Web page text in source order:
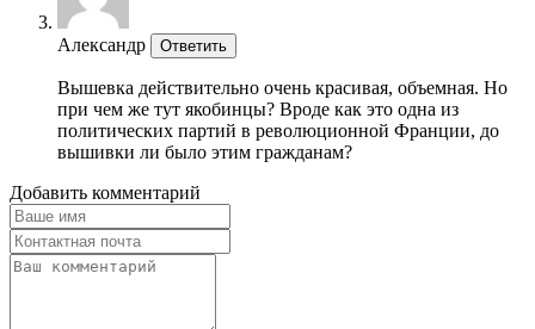
Александр Ответить
Вышевка действительно очень красивая, объемная. Но
при чем же тут якобинцы? Вроде как это одна из
политических партий в революционной Франции, до
вышивки ли было этим гражданам?
Добавить комментарий